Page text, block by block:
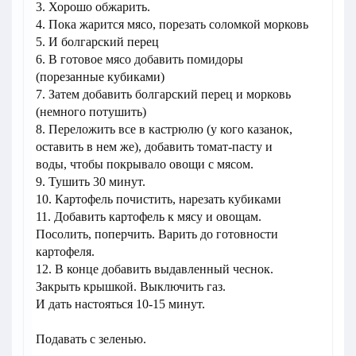
3. Хорошо обжарить.
4. Пока жарится мясо, порезать соломкой морковь
5. И болгарский перец
6. В готовое мясо добавить помидоры
(порезанные кубиками)
7. Затем добавить болгарский перец и морковь
(немного потушить)
8. Переложить все в кастрюлю (у кого казанок,
оставить в нем же), добавить томат-пасту и
воды, чтобы покрывало овощи с мясом.
9. Тушить 30 минут.
10. Картофель почистить, нарезать кубиками
11. Добавить картофель к мясу и овощам.
Посолить, поперчить. Варить до готовности
картофеля.
12. В конце добавить выдавленный чеснок.
Закрыть крышкой. Выключить газ.
И дать настояться 10-15 минут.
Подавать с зеленью.